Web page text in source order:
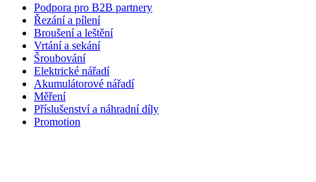
Podpora pro B2B partnery
Řezání a pílení
Broušení a leštění
Vrtání a sekání
Šroubování
Elektrické nářadí
Akumulátorové nářadí
Měření
Příslušenství a náhradní díly
Promotion